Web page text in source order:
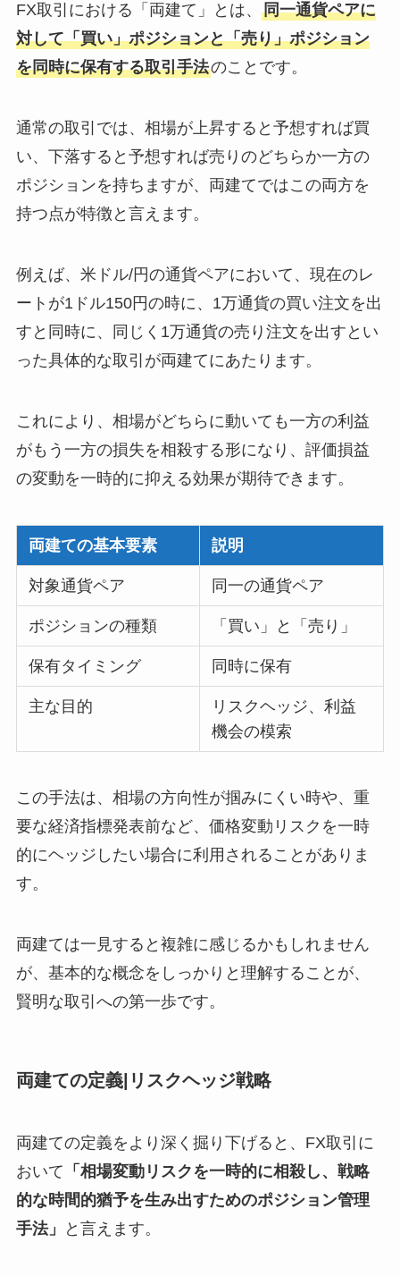
FX取引における「両建て」とは、 同一通貨ペアに
対して「買い」ポジションと「売り」ポジション
を同時に保有する取引手法のことです。
通常の取引では、相場が上昇すると予想すれば買
い、下落すると予想すれば売りのどちらか一方の
ポジションを持ちますが、両建てではこの両方を
持つ点が特徴と言えます。
例えば、米ドル/円の通貨ペアにおいて、現在のレ
ートが1ドル150円の時に、1万通貨の買い注文を出
すと同時に、同じく1万通貨の売り注文を出すとい
った具体的な取引が両建てにあたります。
これにより、相場がどちらに動いても一方の利益
がもう一方の損失を相殺する形になり、評価損益
の変動を一時的に抑える効果が期待できます。
両建ての基本要素 説明
対象通貨ペア 同一の通貨ペア
ポジションの種類 「買い」と「売り」
保有タイミング 同時に保有
主な目的
リスクヘッジ、利益
機会の模索
この手法は、相場の方向性が掴みにくい時や、重
要な経済指標発表前など、価格変動リスクを一時
的にヘッジしたい場合に利用されることがありま
す。
両建ては一見すると複雑に感じるかもしれません
が、基本的な概念をしっかりと理解することが、
賢明な取引への第一歩です。
両建ての定義|リスクヘッジ戦略
両建ての定義をより深く掘り下げると、FX取引に
おいて 「相場変動リスクを一時的に相殺し、戦略
的な時間的猶予を生み出すためのポジション管理
手法」
と言えます。